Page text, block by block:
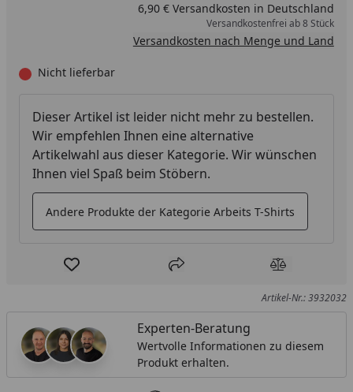
6,90 € Versandkosten in Deutschland
Versandkostenfrei ab 8 Stück
Versandkosten nach Menge und Land
Nicht lieferbar
Dieser Artikel ist leider nicht mehr zu bestellen.
Wir empfehlen Ihnen eine alternative
Artikelwahl aus dieser Kategorie. Wir wünschen
Ihnen viel Spaß beim Stöbern.
Andere Produkte der Kategorie Arbeits T-Shirts
Produkt zur Wunschliste hinzufügen
Teilen Produkt
Artikel-Nr.: 3932032
Experten-Beratung
Wertvolle Informationen zu diesem
Produkt erhalten.